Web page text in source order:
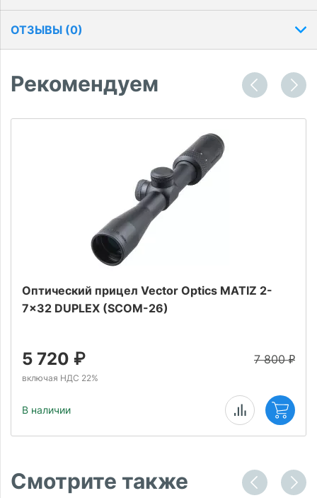
ОТЗЫВЫ (0)
Рекомендуем
Оптический прицел Vector Optics MATIZ 2-
7x32 DUPLEX (SCOM-26)
7 800₽
5 720 ₽
включая НДС 22%
В наличии
Смотрите также